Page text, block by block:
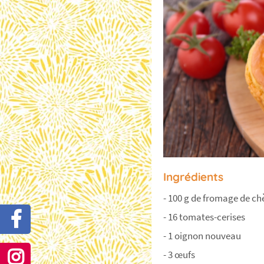
Ingrédients
- 100 g de fromage de
- 16 tomates-cerises
- 1 oignon nouveau
- 3 œufs